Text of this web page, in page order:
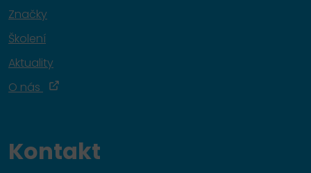
Značky
Školení
Aktuality
O nás
Kontakt